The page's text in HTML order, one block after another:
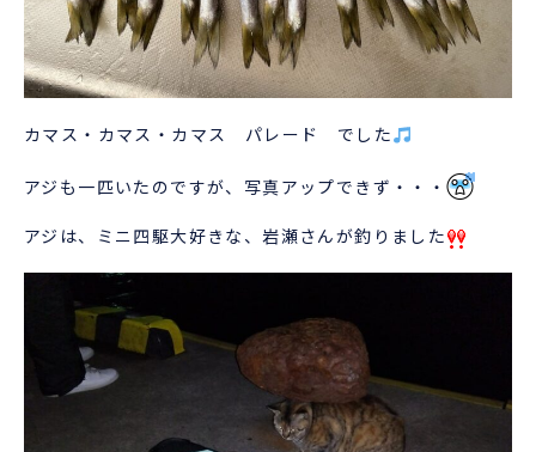
カマス・カマス・カマス パレード でした
アジも一匹いたのですが、写真アップできず・・・
アジは、ミニ四駆大好きな、岩瀬さんが釣りました